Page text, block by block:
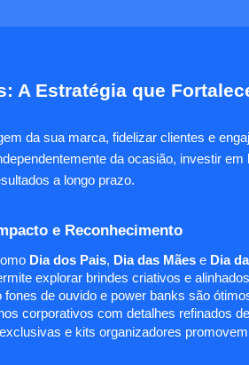
A Estratégia que
da sua marca, fidelizar clientes e
da ocasião, investir
a longo prazo.
e Reconhecimento
Dia dos Pais, Dia das Mães e Dia
explorar brindes criativos e
de ouvido e power banks são
corporativos com detalhes refinados
e kits organizadores